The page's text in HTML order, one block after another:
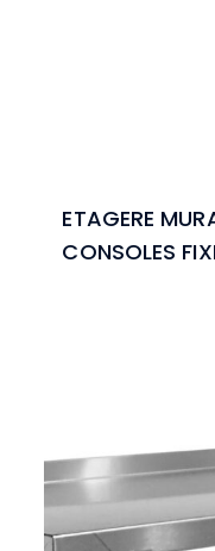
ETAGERE
CONSOLES